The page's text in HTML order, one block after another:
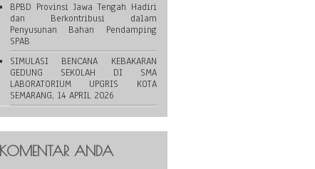
BPBD Provinsi Jawa Tengah Hadiri
dan Berkontribusi dalam
Penyusunan Bahan Pendamping
SPAB
SIMULASI BENCANA KEBAKARAN
GEDUNG SEKOLAH DI SMA
LABORATORIUM UPGRIS KOTA
SEMARANG, 14 APRIL 2026
KOMENTAR ANDA